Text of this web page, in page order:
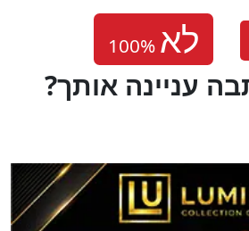
עניינה אותך